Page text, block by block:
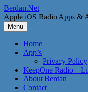
Skip
to
content
Berdan.Net
Apple iOS Radio Apps &
Menu
Home
App’s
Privacy Policy
KeepOne Radio –
About Berdan
Contact